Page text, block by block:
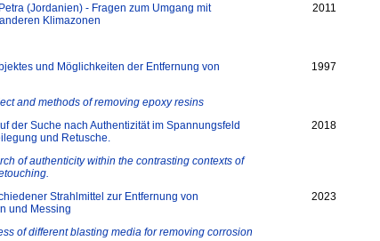
(Jordanien) - Fragen zum Umgang mit
Klimazonen
2011
und Möglichkeiten der Entfernung von
1997
and methods of removing epoxy resins
der Suche nach Authentizität im Spannungsfeld
und Retusche.
2018
of authenticity within the contrasting contexts of
Strahlmittel zur Entfernung von
und Messing
2023
of different blasting media for removing corrosion